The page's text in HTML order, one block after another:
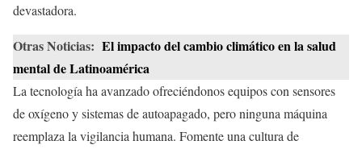
devastadora.
Otras Noticias: El impacto del cambio climático en la salud
mental de Latinoamérica
La tecnología ha avanzado ofreciéndonos equipos con sensores
de oxígeno y sistemas de autoapagado, pero ninguna máquina
reemplaza la vigilancia humana. Fomente una cultura de